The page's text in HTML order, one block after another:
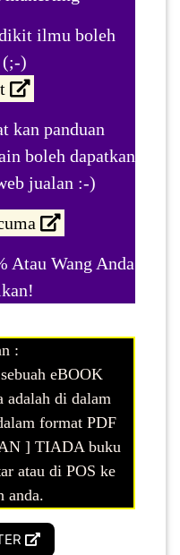
ilmu boleh
(;-)
kan panduan
boleh dapatkan
jualan :-)
Atau Wang Anda
:
eBOOK
adalah di dalam
format PDF
] TIADA buku
atau di POS ke
anda.